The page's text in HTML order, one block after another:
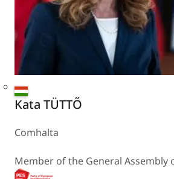
Hungary
Kata TÜTTŐ
Comhalta
Member of the General Assembly